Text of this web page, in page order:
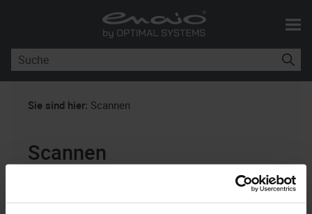
Skip To Main Content
Sie sind hier: Scannen
Scannen